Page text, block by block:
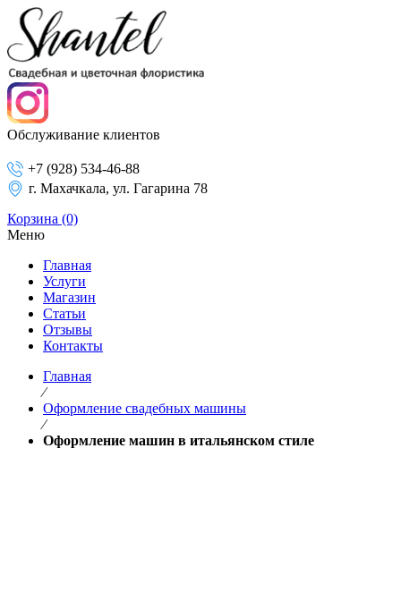
Обслуживание клиентов
+7 (928) 534-46-88
г. Махачкала, ул. Гагарина 78
Корзина (0)
Меню
Главная
Услуги
Магазин
Статьи
Отзывы
Контакты
Главная
⁄
Оформление свадебных машины
⁄
Оформление машин в итальянском стиле